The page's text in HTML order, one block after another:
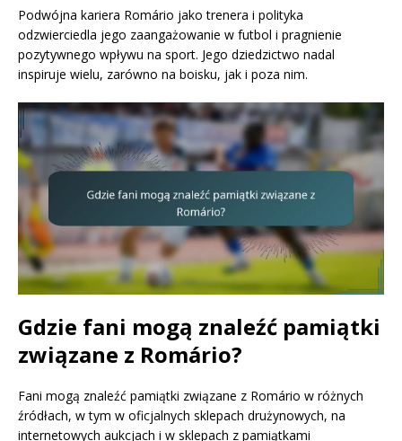
Podwójna kariera Romário jako trenera i polityka
odzwierciedla jego zaangażowanie w futbol i pragnienie
pozytywnego wpływu na sport. Jego dziedzictwo nadal
inspiruje wielu, zarówno na boisku, jak i poza nim.
Gdzie fani mogą znaleźć pamiątki
związane z Romário?
Fani mogą znaleźć pamiątki związane z Romário w różnych
źródłach, w tym w oficjalnych sklepach drużynowych, na
internetowych aukcjach i w sklepach z pamiątkami